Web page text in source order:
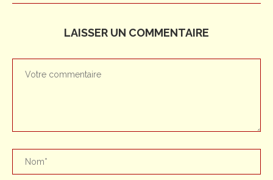
LAISSER UN COMMENTAIRE